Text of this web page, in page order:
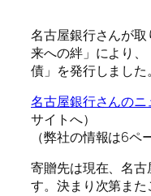
名古屋銀行さんが
来への絆」により、
債」を発行しました。
名古屋銀行さんの
サイトへ）
（弊社の情報は6ペ
寄贈先は現在、名
す。決まり次第また